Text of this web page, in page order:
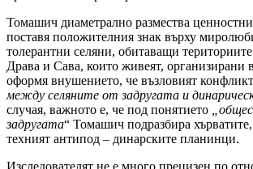
Томашич диаметрално размества
поставя положителния знак върху
толерантни селяни, обитаващи
Драва и Сава, които живеят, организирани
оформя внушението, че възловият
между селяните от задругата и
случая, важното е, че под понятието
задругата“ Томашич подразбира хърватите,
техният антипод – динарските планинци.
Изследователят не е много прецизен по